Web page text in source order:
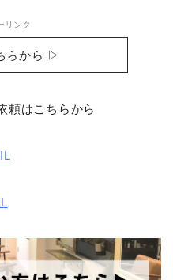
リンク
らから ▷
頼はこちらから